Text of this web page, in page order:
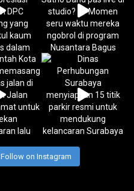
Follow on Instagram